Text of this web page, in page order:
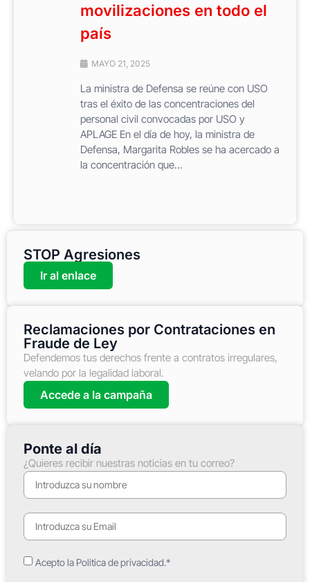
movilizaciones en todo el
país
MAYO 21, 2025
La ministra de Defensa se reúne con USO
tras el éxito de las concentraciones del
personal civil convocadas por USO y
APLAGE En el día de hoy, la ministra de
Defensa, Margarita Robles se ha acercado a
la concentración que...
STOP Agresiones
Ir al enlace
Reclamaciones por Contrataciones en
Fraude de Ley
Defendemos tus derechos frente a contratos irregulares,
velando por la legalidad laboral.
Accede a la campaña
Ponte al día
¿Quieres recibir nuestras noticias en tu correo?
Acepto la Política de privacidad.*